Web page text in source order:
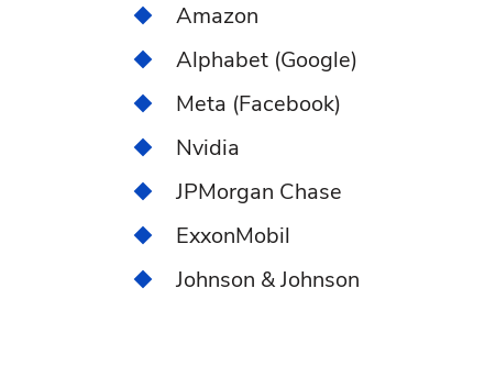
Amazon
Alphabet (Google)
Meta (Facebook)
Nvidia
JPMorgan Chase
ExxonMobil
Johnson & Johnson